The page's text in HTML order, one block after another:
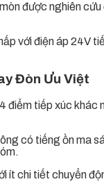
được nghiên
với điện áp 24V
Đòn Ưu Việt
điểm tiếp xúc khác
có tiếng ồn ma
ít chi tiết chuyển